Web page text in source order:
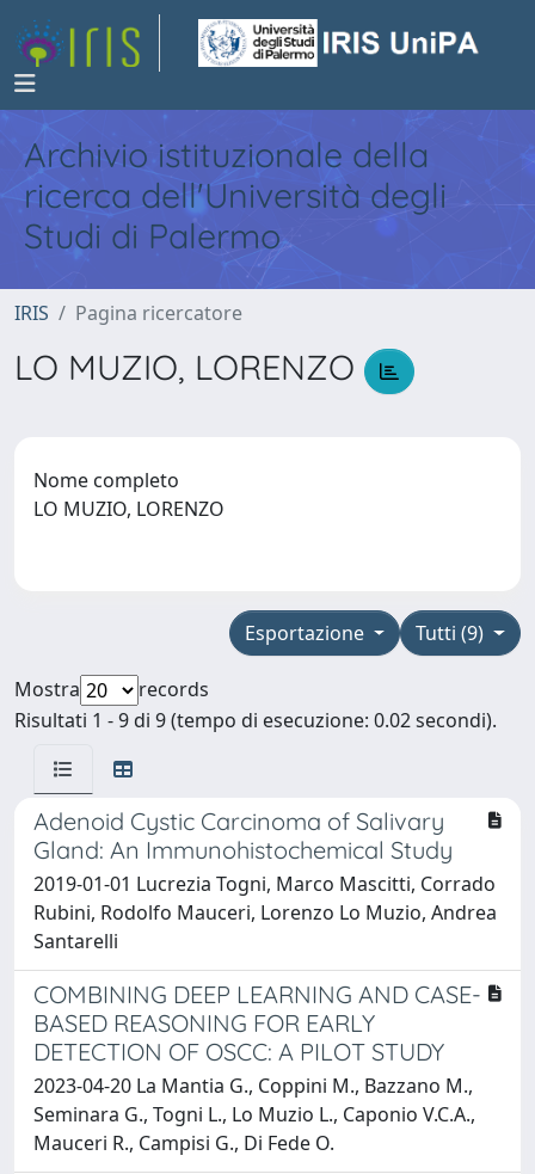
Archivio istituzionale della
ricerca dell'Università degli
Studi di Palermo
IRIS Pagina ricercatore
LO MUZIO, LORENZO
Nome completo
LO MUZIO, LORENZO
Tutti (9)
Esportazione
Mostra
records
Risultati 1 - 9 di 9 (tempo di esecuzione: 0.02 secondi).
Adenoid Cystic Carcinoma of Salivary
Gland: An Immunohistochemical Study
2019-01-01 Lucrezia Togni, Marco Mascitti, Corrado
Rubini, Rodolfo Mauceri, Lorenzo Lo Muzio, Andrea
Santarelli
COMBINING DEEP LEARNING AND CASE-
BASED REASONING FOR EARLY
DETECTION OF OSCC: A PILOT STUDY
2023-04-20 La Mantia G., Coppini M., Bazzano M.,
Seminara G., Togni L., Lo Muzio L., Caponio V.C.A.,
Mauceri R., Campisi G., Di Fede O.